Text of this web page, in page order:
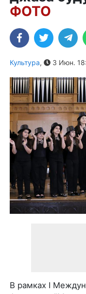
ФОТО
Культура, 3 Июн.
В рамках I